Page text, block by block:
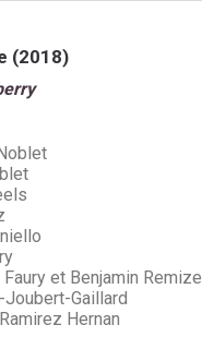
(2018)
et Benjamin Remize
Gaillard
Hernan